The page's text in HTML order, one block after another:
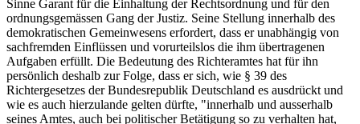
Sinne Garant für die Einhaltung der Rechtsordnung und für den
ordnungsgemässen Gang der Justiz. Seine Stellung innerhalb des
demokratischen Gemeinwesens erfordert, dass er unabhängig von
sachfremden Einflüssen und vorurteilslos die ihm übertragenen
Aufgaben erfüllt. Die Bedeutung des Richteramtes hat für ihn
persönlich deshalb zur Folge, dass er sich, wie § 39 des
Richtergesetzes der Bundesrepublik Deutschland es ausdrückt und
wie es auch hierzulande gelten dürfte, "innerhalb und ausserhalb
seines Amtes, auch bei politischer Betätigung so zu verhalten hat,